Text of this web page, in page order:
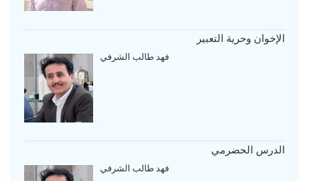
الإخوان وحرية التعبير
فهد طالب الشرفي
الدرس الحضرمي
فهد طالب الشرفي